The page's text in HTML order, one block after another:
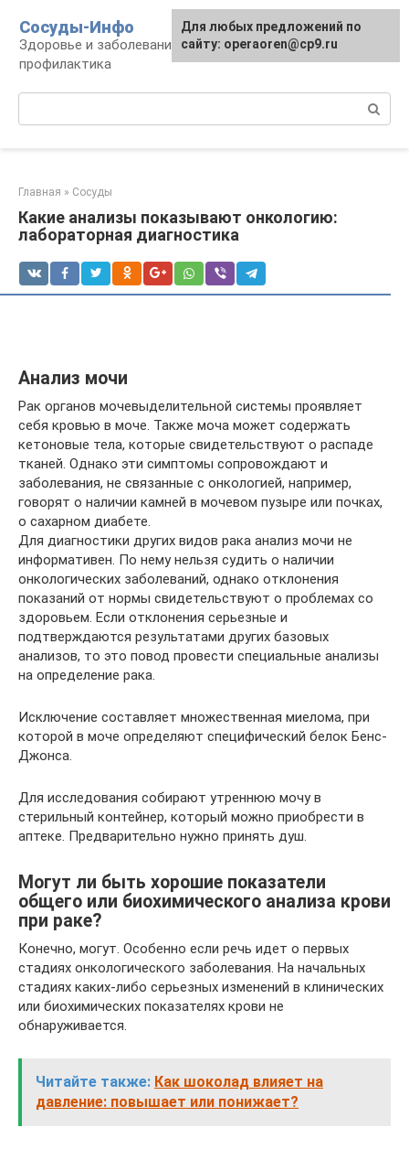
контенту
Сосуды-Инфо
Здоровье и заболевания сосудов и сердца,
профилактика
Главная » Сосуды
Какие анализы показывают онкологию:
лабораторная диагностика
Анализ мочи
Рак органов мочевыделительной системы проявляет
себя кровью в моче. Также моча может содержать
кетоновые тела, которые свидетельствуют о распаде
тканей. Однако эти симптомы сопровождают и
заболевания, не связанные с онкологией, например,
говорят о наличии камней в мочевом пузыре или почках,
о сахарном диабете.
Для диагностики других видов рака анализ мочи не
информативен. По нему нельзя судить о наличии
онкологических заболеваний, однако отклонения
показаний от нормы свидетельствуют о проблемах со
здоровьем. Если отклонения серьезные и
подтверждаются результатами других базовых
анализов, то это повод провести специальные анализы
на определение рака.
Исключение составляет множественная миелома, при
которой в моче определяют специфический белок Бенс-
Джонса.
Для исследования собирают утреннюю мочу в
стерильный контейнер, который можно приобрести в
аптеке. Предварительно нужно принять душ.
Могут ли быть хорошие показатели
общего или биохимического анализа крови
при раке?
Конечно, могут. Особенно если речь идет о первых
стадиях онкологического заболевания. На начальных
стадиях каких-либо серьезных изменений в клинических
или биохимических показателях крови не
обнаруживается.
Читайте также: Как шоколад влияет на
давление: повышает или понижает?
Для любых предложений по
сайту: operaoren@cp9.ru